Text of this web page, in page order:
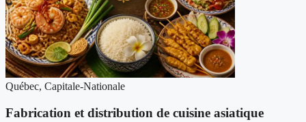
Québec, Capitale-Nationale
Fabrication et distribution de cuisine asiatique